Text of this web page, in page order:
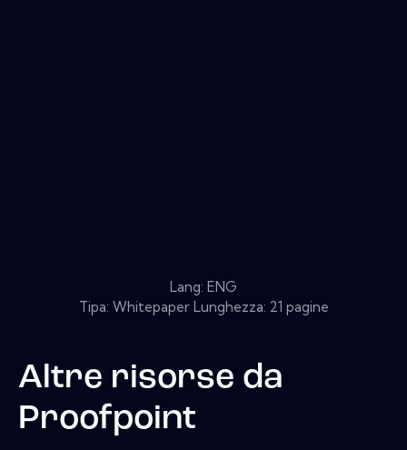
Lang: ENG
Tipa: Whitepaper Lunghezza: 21 pagine
Altre risorse da
Proofpoint